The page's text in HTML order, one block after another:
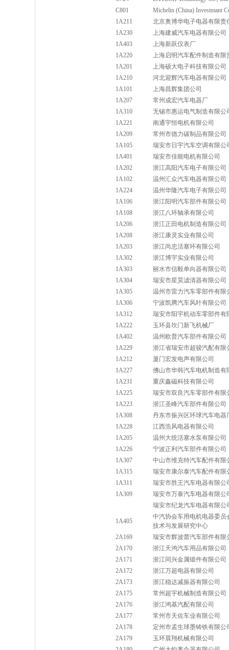
C801
Michelin (China) Investmant
1A211
北京奥博华电子电器有限责
1A230
上海建威汽车电器有限公司
1A403
上海新跃仪表厂
1A220
上海启明汽车配件制造有限
1A201
上海硕大电子科技有限公司
1A210
河北迎辉汽车电器有限公司
1A101
上海昌辉集团公司
1A207
常州成宏汽车电器厂
1A310
无锡市惠运电气制造有限公
1A221
南通宇恒电机有限公司
1A209
常州市德力碳制品有限公司
1A105
瑞安市日宇汽车空调有限公
1A401
瑞安市佳能电机有限公司
1A202
浙江高阳汽车电子有限公司
1A102
温州汇众汽车电器有限公司
1A224
温州华隆汽车电子有限公司
1A106
浙江阳明汽车部件有限公司
1A108
浙江八环轴承有限公司
1A206
浙江正田电机制造有限公司
1A208
浙江康灵实业有限公司
1A203
浙江尚忠活塞环有限公司
1A302
浙江博宇实业有限公司
1A303
丽水市信毅单向器有限公司
1A304
瑞安市星昊滤清器有限公司
1A305
温州市雷力汽车零部件有限
1A306
宁波凯腾汽车风叶有限公司
1A312
瑞安市阳宇机动车零部件有
1A222
玉环县坎门新飞机械厂
1A402
温州欧普汽车部件有限公司
1A229
浙江省瑞安市超骏汽配有限
1A212
厦门宏发电声有限公司
1A227
佛山市华韩汽车电机制造有
1A231
重庆鑫磁科技有限公司
1A225
瑞安市双良汽车零部件有限
1A223
浙江圣峰汽车部件有限公司
1A308
丹东市振兴区环球汽车电器
1A228
江西浩风电器有限公司
1A205
温州大统活塞水泵有限公司
1A226
宁波正利汽车部件有限公司
1A307
中山市维克特汽车配件有限
1A315
瑞安市康尔泰汽车配件有限
1A311
瑞安市胜王汽车电器有限公
1A309
瑞安市万泰汽车电器有限公
瑞安市纪龙汽车电器有限公
1A405
中汽协会车用电机电器委
技术与发展研究中心
2A169
瑞安市辉波蕾汽车部件有限
2A170
浙江天鸿汽车用品有限公司
2A171
浙江同兴金属锻件有限公司
2A172
浙江万超电器有限公司
2A173
浙江稳达减振器有限公司
2A175
常州超宇机械制造有限公司
2A176
浙江鸿基汽配有限公司
2A177
常州市天佐车业有限公司
2A178
定州市孟生球墨铸铁有限公
2A179
玉环晨翔机械有限公司